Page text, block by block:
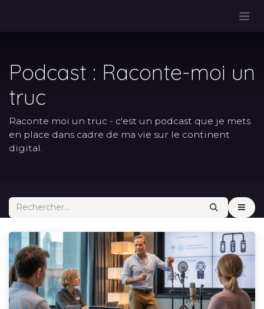
Podcast : Raconte-moi un
truc
Raconte moi un truc - c'est un podcast que je mets
en place dans cadre de ma vie sur le continent
digital.